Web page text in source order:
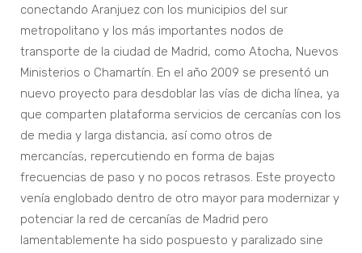
conectando Aranjuez con los municipios del sur
metropolitano y los más importantes nodos de
transporte de la ciudad de Madrid, como Atocha, Nuevos
Ministerios o Chamartín. En el año 2009 se presentó un
nuevo proyecto para desdoblar las vías de dicha línea, ya
que comparten plataforma servicios de cercanías con los
de media y larga distancia, así como otros de
mercancías, repercutiendo en forma de bajas
frecuencias de paso y no pocos retrasos. Este proyecto
venía englobado dentro de otro mayor para modernizar y
potenciar la red de cercanías de Madrid pero
lamentablemente ha sido pospuesto y paralizado sine